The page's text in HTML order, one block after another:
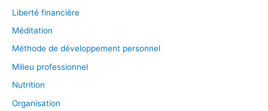
Liberté financière
Méditation
Méthode de développement personnel
Milieu professionnel
Nutrition
Organisation